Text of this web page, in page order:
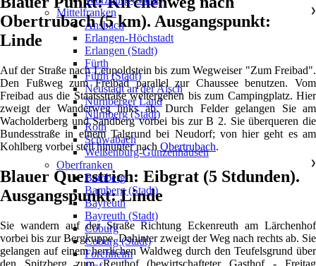
Obertrubach (5 km). Ausgangspunkt:
Linde
Auf der Straße nach Leupoldstein bis zum Wegweiser "Zum Freibad".
Den Fußweg zum Freibad parallel zur Chaussee benutzen. Vom
Freibad aus die Staatsstraße weitergehen bis zum Campingplatz. Hier
zweigt der Wanderweg links ab. Durch Felder gelangen Sie am
Wacholderberg und Sandberg vorbei bis zur B 2. Sie überqueren die
Bundesstraße in einem Talgrund bei Neudorf; von hier geht es am
Kohlberg vorbei steil hinunter nach Obertrubach.
Blauer Querstrich: Eibgrat (5 Stdunden).
Ausgangspunkt: Linde
Sie wandern auf der Straße Richtung Eckenreuth am Lärchenhof
vorbei bis zur Bergkuppe. Dahinter zweigt der Weg nach rechts ab. Sie
gelangen auf einem herrlichen Waldweg durch den Teufelsgrund über
Mittelfranken
❯
Ansbach
Erlangen-Höchstadt
Erlangen (Stadt)
Fürth
Fürth (Stadt)
Neustadt an der Aisch
Nürnberger Land
Nürnberg (Stadt)
Roth
Schwabach
Weißenburg-Gunzenhausen
Oberfranken
❯
Bamberg
Bamberg (Stadt)
Bayreuth
Bayreuth (Stadt)
Coburg
Coburg (Stadt)
Forchheim